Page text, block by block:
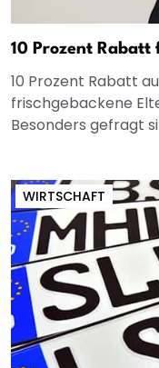
10 Prozent
10 Prozent Rabatt
frischgebackene
Besonders gefragt
WIRTSCHAFT